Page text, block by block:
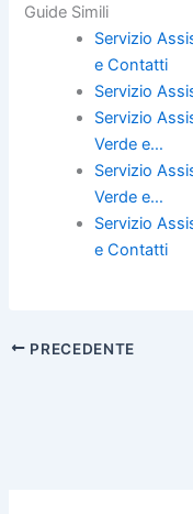
c
b
o
o
itt
er
er
e
st
Guide Simili
Servizio
e Contatti
Servizio
Servizio
Verde e…
Servizio
Verde e…
Servizio
e Contatti
PRECEDENTE